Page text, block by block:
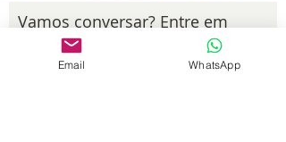
Vamos conversar? Entre em
Contato Comigo!
Email WhatsApp